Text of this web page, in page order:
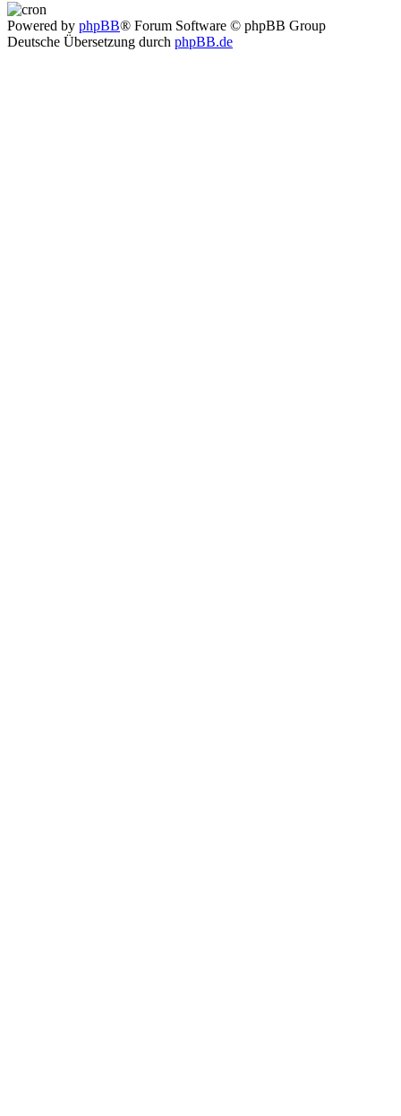
Powered by phpBB® Forum Software © phpBB Group
Deutsche Übersetzung durch phpBB.de